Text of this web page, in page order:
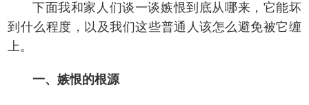
下面我和家人们谈一谈嫉恨到底从哪来，它能坏
到什么程度，以及我们这些普通人该怎么避免被它缠
上。
一、嫉恨的根源